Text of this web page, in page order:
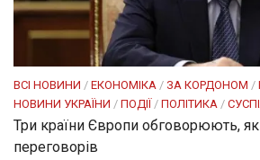
ВСІ НОВИНИ / ЕКОНОМІКА / ЗА КОРДОНОМ /
НОВИНИ УКРАЇНИ / ПОДІЇ / ПОЛІТИКА /
Три країни Європи обговорюють, як
переговорів